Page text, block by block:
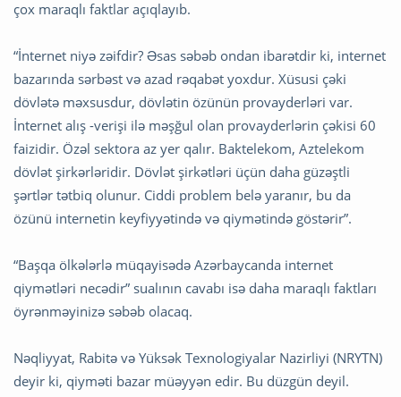
çox maraqlı faktlar açıqlayıb.
“İnternet niyə zəifdir? Əsas səbəb ondan ibarətdir ki, internet
bazarında sərbəst və azad rəqabət yoxdur. Xüsusi çəki
dövlətə məxsusdur, dövlətin özünün provayderləri var.
İnternet alış -verişi ilə məşğul olan provayderlərin çəkisi 60
faizidir. Özəl sektora az yer qalır. Baktelekom, Aztelekom
dövlət şirkərləridir. Dövlət şirkətləri üçün daha güzəştli
şərtlər tətbiq olunur. Ciddi problem belə yaranır, bu da
özünü internetin keyfiyyətində və qiymətində göstərir”.
“Başqa ölkələrlə müqayisədə Azərbaycanda internet
qiymətləri necədir” sualının cavabı isə daha maraqlı faktları
öyrənməyinizə səbəb olacaq.
Nəqliyyat, Rabitə və Yüksək Texnologiyalar Nazirliyi (NRYTN)
deyir ki, qiyməti bazar müəyyən edir. Bu düzgün deyil.